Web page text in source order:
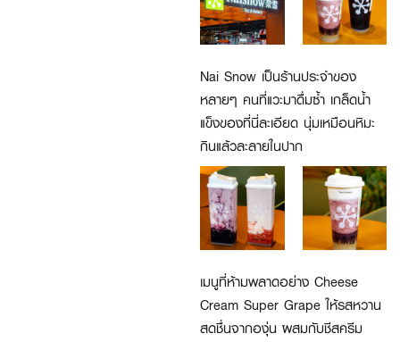
Nai Snow เป็นร้านประจำของ
หลายๆ คนที่แวะมาดื่มซ้ำ เกล็ดน้ำ
แข็งของที่นี่ละเอียด นุ่มเหมือนหิมะ
กินแล้วละลายในปาก
เมนูที่ห้ามพลาดอย่าง Cheese
Cream Super Grape ให้รสหวาน
สดชื่นจากองุ่น ผสมกับชีสครีม